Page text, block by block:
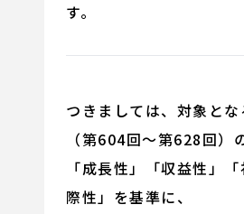
す。
つきましては、対象と
（第604回～第628回）
「成長性」「収益性」
際性」を基準に、